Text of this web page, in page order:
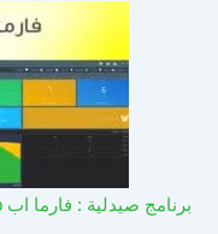
برنامج صيدلية : فارما اب PharmaUp​